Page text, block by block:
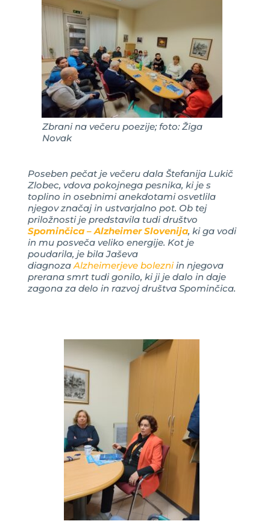
Zbrani na večeru poezije; foto: Žiga
Novak
Poseben pečat je večeru dala Štefanija Lukič
Zlobec, vdova pokojnega pesnika, ki je s
toplino in osebnimi anekdotami osvetlila
njegov značaj in ustvarjalno pot. Ob tej
priložnosti je predstavila tudi društvo
Spominčica – Alzheimer Slovenija, ki ga vodi
in mu posveča veliko energije. Kot je
poudarila, je bila Jaševa
diagnoza Alzheimerjeve bolezniin njegova
prerana smrt tudi gonilo, ki ji je dalo in daje
zagona za delo in razvoj društva Spominčica.